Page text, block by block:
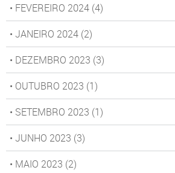
• FEVEREIRO 2024 (4)
• JANEIRO 2024 (2)
• DEZEMBRO 2023 (3)
• OUTUBRO 2023 (1)
• SETEMBRO 2023 (1)
• JUNHO 2023 (3)
• MAIO 2023 (2)